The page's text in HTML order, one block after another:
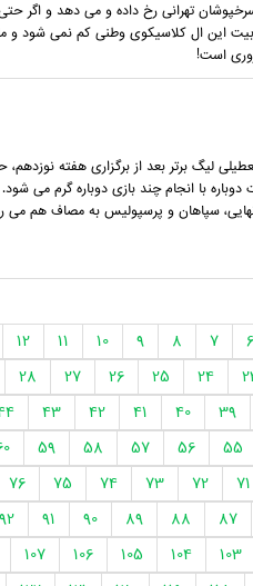
تهرانی رخ داده و می دهد و اگر
این ال کلاسیکوی وطنی کم نمی شود
است!
لیگ برتر بعد از برگزاری هفته
دوباره با انجام چند بازی دوباره گرم می
سپاهان و پرسپولیس به مصاف هم می
6
7
8
9
10
11
12
24
25
26
27
28
39
40
41
42
43
55
56
57
58
59
71
72
73
74
75
76
87
88
89
90
91
92
103
104
105
106
107